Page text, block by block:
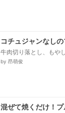
コチュジャンなし
牛肉切り落とし、も
油、みりん、☆にんに
by 昂萌俊
混ぜて焼くだけ！プ